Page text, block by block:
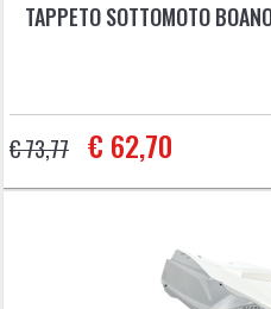
TAPPETO SOTTOMOTO
€ 73,77 € 62,70